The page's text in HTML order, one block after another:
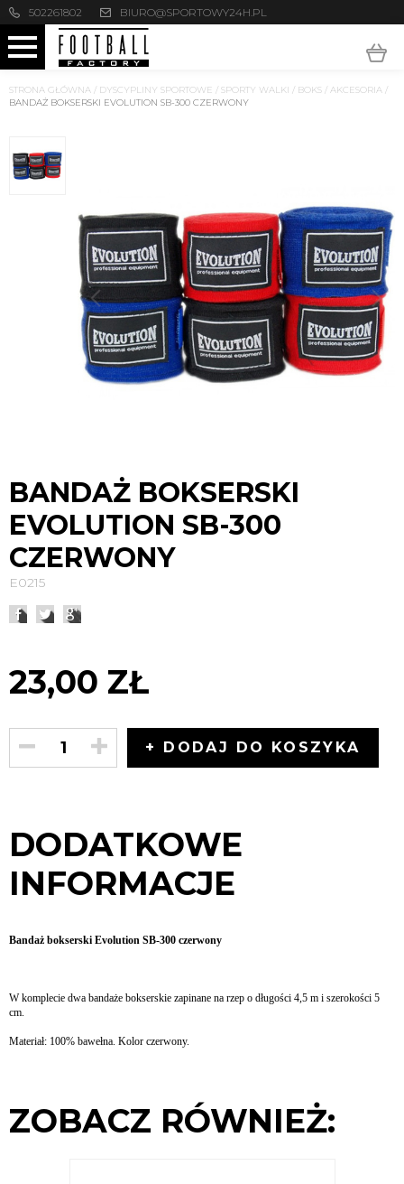
502261802 BIURO@SPORTOWY24H.PL
STRONA GŁÓWNA / DYSCYPLINY SPORTOWE / SPORTY WALKI / BOKS / AKCESORIA /
BANDAŻ BOKSERSKI EVOLUTION SB-300 CZERWONY
BANDAŻ BOKSERSKI
EVOLUTION SB-300
CZERWONY
E0215
23,00 ZŁ
+ DODAJ DO KOSZYKA
DODATKOWE
INFORMACJE
Bandaż bokserski Evolution SB-300 czerwony
W komplecie dwa bandaże bokserskie zapinane na rzep o długości 4,5 m i szerokości 5
cm.
Materiał: 100% bawełna. Kolor czerwony.
ZOBACZ RÓWNIEŻ: